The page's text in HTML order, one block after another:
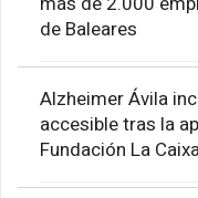
de Baleares
Alzheimer Ávila
accesible tras la
Fundación La